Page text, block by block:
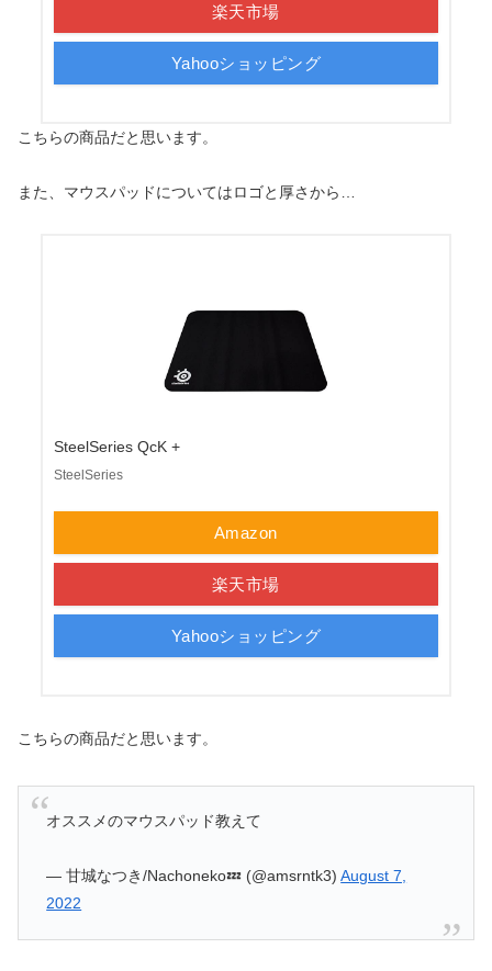
楽天市場
Yahooショッピング
こちらの商品だと思います。
また、マウスパッドについてはロゴと厚さから…
SteelSeries QcK +
SteelSeries
Amazon
楽天市場
Yahooショッピング
こちらの商品だと思います。
オススメのマウスパッド教えて
— 甘城なつき/Nachoneko💤 (@amsrntk3)August 7,
2022